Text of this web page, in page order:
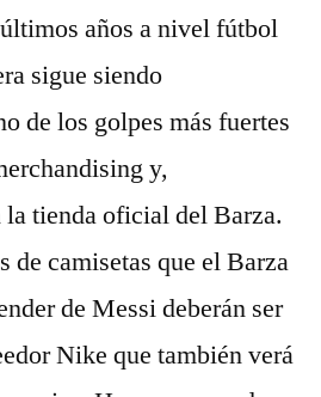
años a nivel fútbol
sigue siendo
de los golpes más fuertes
y,
tienda oficial del Barza.
de camisetas que el Barza
de Messi deberán ser
Nike que también verá